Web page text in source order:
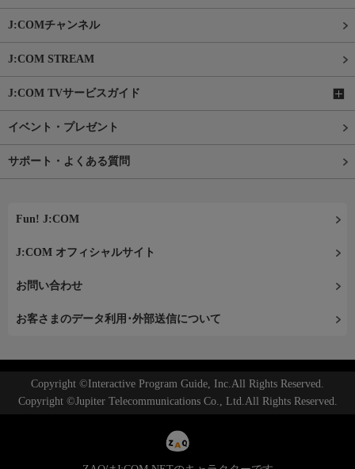
J:COMチャンネル
J:COM STREAM
J:COM TVサービスガイド
イベント・プレゼント
サポート・よくある質問
Fun! J:COM
J:COM オフィシャルサイト
お問い合わせ
お客さまのデータ利用･外部送信について
Copyright ©Interactive Program Guide, Inc.All Rights Reserved.
Copyright ©Jupiter Telecommunications Co., Ltd.All Rights Reserved.